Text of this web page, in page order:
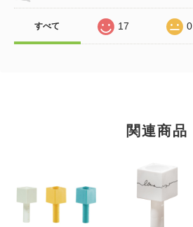
すべて 17 0
関連商品